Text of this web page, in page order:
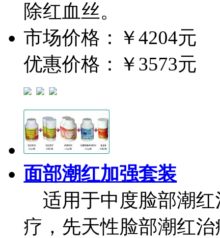
除红血丝。
市场价格：
￥4204元
优惠价格：
￥3573元
面部潮红加强套装
适用于中度脸部潮红
疗，先天性脸部潮红